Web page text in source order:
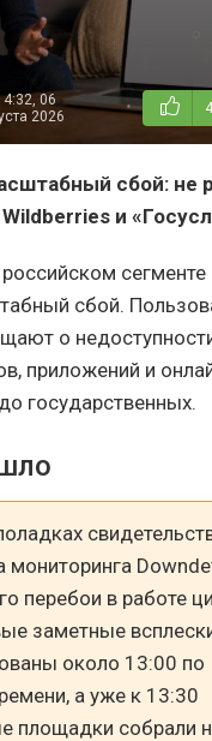
06
2026
4
сбой: не
Wildberries и
сегменте
сбой.
о
приложений и
государственных.
мониторинга
перебои в работе
заметные
около 13:00 по
а уже к 13:30
площадки собрали